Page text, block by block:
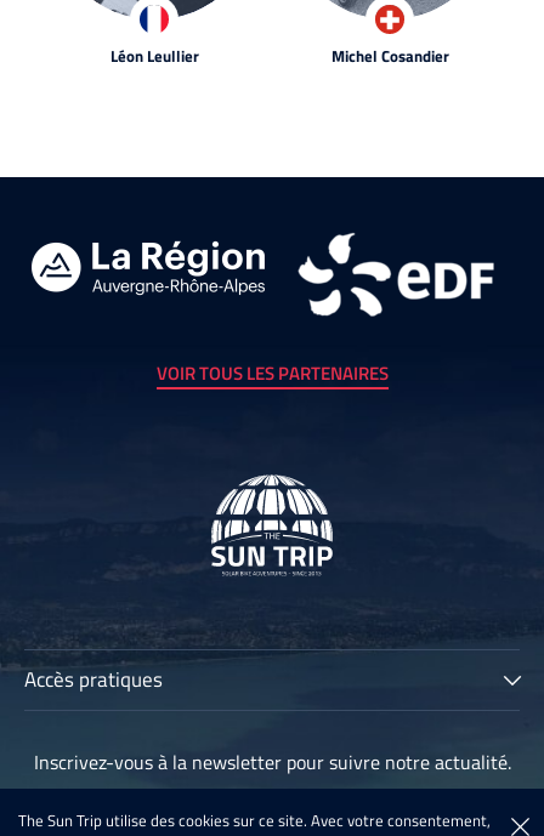
Léon Leullier Michel Cosandier
VOIR TOUS LES PARTENAIRES
Accès pratiques
Les participants
Archives
Inscrivez-vous à la newsletter pour suivre notre actualité.
Inscription à la newsletter
The Sun Trip utilise des cookies sur ce site. Avec votre consentement,